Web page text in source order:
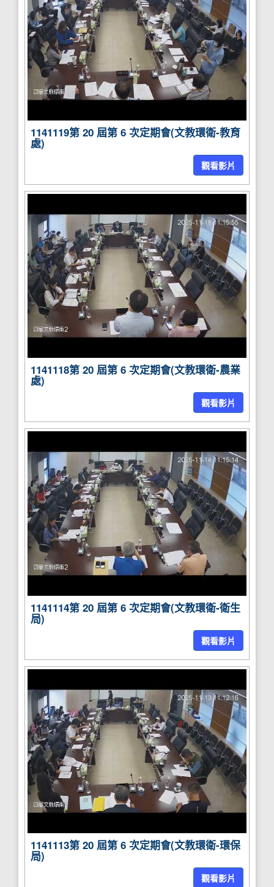
1141119第 20 屆第 6 次定期會(文教環衛-教育
處)
觀看影片
1141118第 20 屆第 6 次定期會(文教環衛-農業
處)
觀看影片
1141114第 20 屆第 6 次定期會(文教環衛-衛生
局)
觀看影片
1141113第 20 屆第 6 次定期會(文教環衛-環保
局)
觀看影片